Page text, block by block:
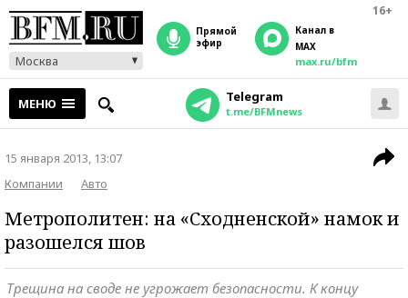
16+
Москва
прямой
эфир
Канал в
MAX
max.ru/bfm
МЕНЮ Telegram
t.me/BFMnews
15 января 2013, 13:07
Компании
Авто
Метрополитен: на «Сходненской» намок и
разошелся шов
Трещина на своде не угрожает безопасности. К концу